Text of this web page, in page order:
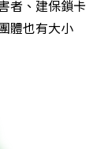
者、建保鎖卡
體也有大小